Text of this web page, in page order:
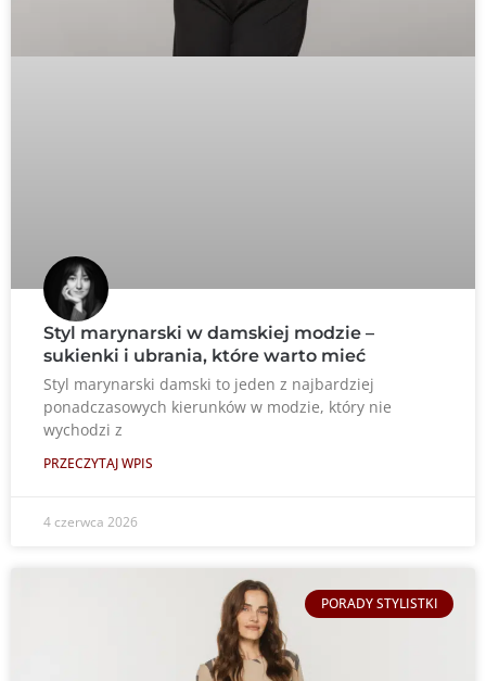
Styl marynarski w damskiej modzie –
sukienki i ubrania, które warto mieć
Styl marynarski damski to jeden z najbardziej
ponadczasowych kierunków w modzie, który nie
wychodzi z
PRZECZYTAJ WPIS
4 czerwca 2026
PORADY STYLISTKI